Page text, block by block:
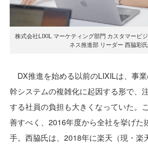
株式会社LIXIL マーケティング部門 カスタマービ
ネス推進部 リーダー 西脇彩氏
DX推進を始める以前のLIXILは、事
幹システムの複雑化に起因する形で、
する社員の負担も大きくなっていた。
善すべく、2016年度から全社を挙げた
手。西脇氏は、2018年に楽天（現・楽